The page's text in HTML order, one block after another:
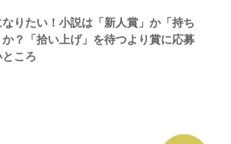
りたい！小説は「新人賞」か「持ち
？「拾い上げ」を待つより賞に応募
ところ